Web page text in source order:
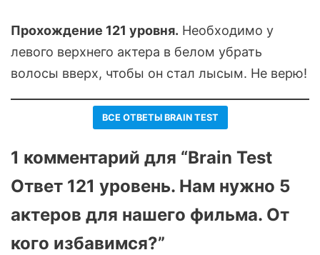
Прохождение 121 уровня. Необходимо у
левого верхнего актера в белом убрать
волосы вверх, чтобы он стал лысым. Не верю!
ВСЕ ОТВЕТЫ BRAIN TEST
1 комментарий для “Brain Test
Ответ 121 уровень. Нам нужно 5
актеров для нашего фильма. От
кого избавимся?”